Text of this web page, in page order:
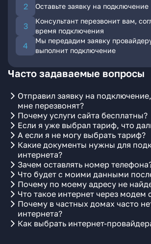
Оставьте заявку на подключение
Консультант перезвонит вам,
время подключения
Мы передадим заявку
выполнит подключение
Часто задаваемые вопросы
Отправил заявку на
мне перезвонят?
Почему услуги сайта бесплатны?
Если я уже выбрал тариф, что
А если я не могу выбрать тариф?
Какие документы нужны для
интернета?
Зачем оставлять номер
Что будет с моими данными
Почему по моему адресу не
Что такое интернет через модем
Почему в частных домах часто
интернета?
Как выбрать интернет-